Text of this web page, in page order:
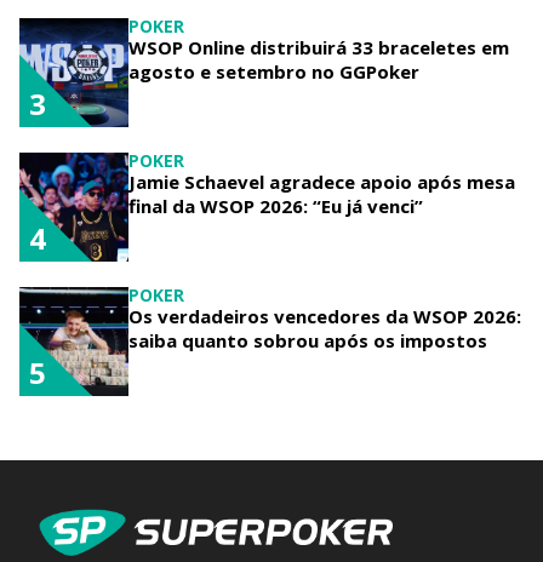
POKER
WSOP Online distribuirá 33 braceletes em
agosto e setembro no GGPoker
3
POKER
Jamie Schaevel agradece apoio após mesa
final da WSOP 2026: “Eu já venci”
4
POKER
Os verdadeiros vencedores da WSOP 2026:
saiba quanto sobrou após os impostos
5